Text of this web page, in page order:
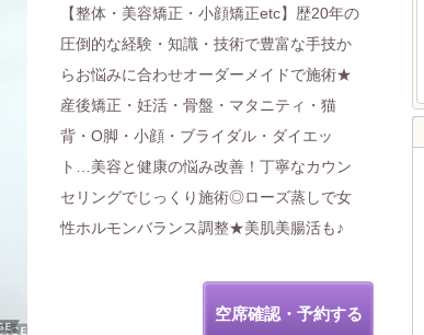
【整体・美容矯正・小顔矯正etc】歴20年の
圧倒的な経験・知識・技術で豊富な手技か
らお悩みに合わせオーダーメイドで施術★
産後矯正・妊活・骨盤・マタニティ・猫
背・O脚・小顔・ブライダル・ダイエッ
ト…美容と健康の悩み改善！丁寧なカウン
セリングでじっくり施術◎ローズ蒸しで女
性ホルモンバランス調整★美肌美腸活も♪
空席確認・予約する